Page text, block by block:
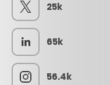
25k
65k
56.4k